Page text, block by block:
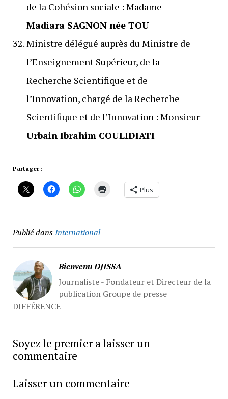
de la Cohésion sociale : Madame
Madiara SAGNON née TOU
Ministre délégué auprès du Ministre de
l’Enseignement Supérieur, de la
Recherche Scientifique et de
l’Innovation, chargé de la Recherche
Scientifique et de l’Innovation : Monsieur
Urbain Ibrahim COULIDIATI
Partager :
Plus
Publié dansInternational
Bienvenu DJISSA
Journaliste - Fondateur et Directeur de la
publication Groupe de presse
DIFFÉRENCE
Soyez le premier a laisser un
commentaire
Laisser un commentaire